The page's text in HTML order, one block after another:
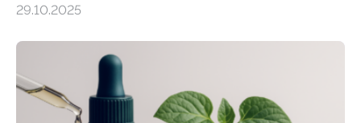
Forschende die bisher älteste bekannte Stechmücken-
Region Kachin in Myanmar und hat sich in
ausgezeichnetem Zustand erhalten. Es konnte als neue
Art einer neuen Gattung beschrieben werden und trägt
nun den Namen Cretosabethes primaevus. Dieser erste
29.10.2025